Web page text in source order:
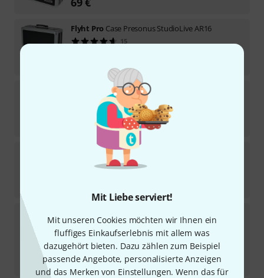
Mit Liebe serviert!
Mit unseren Cookies möchten wir Ihnen ein
fluffiges Einkaufserlebnis mit allem was
dazugehört bieten. Dazu zählen zum Beispiel
passende Angebote, personalisierte Anzeigen
und das Merken von Einstellungen. Wenn das für
Flyht Pro Case Presonus StudioLive AR16
15
Case ASM Hydrasynth Desktop
Sofort lieferbar
Flyht ProCase Zoom L-8
3
Produkt ist ausverkauft
55 €
30-Tage-Bestpreis:64 €
-14%